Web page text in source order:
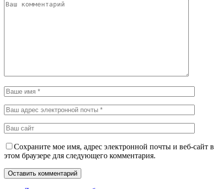
Сохраните мое имя, адрес электронной почты и веб-сайт в
этом браузере для следующего комментария.